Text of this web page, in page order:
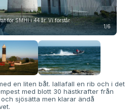
för SMHI i 44 år. Vi förstår
1/6
en liten båt. Iallafall en rib och i det
med blott 30 hästkrafter från
sjösätta men klarar ändå